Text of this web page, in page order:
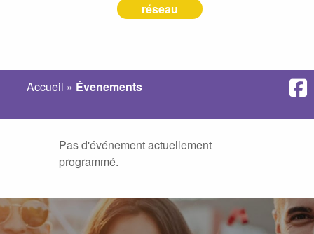
réseau
Accueil » Évenements
Pas d'événement actuellement
programmé.